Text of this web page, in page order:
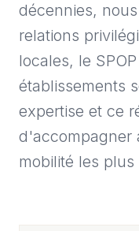
décennies,
relations
locales, le
établissements
expertise et ce
d'accompagner
mobilité les